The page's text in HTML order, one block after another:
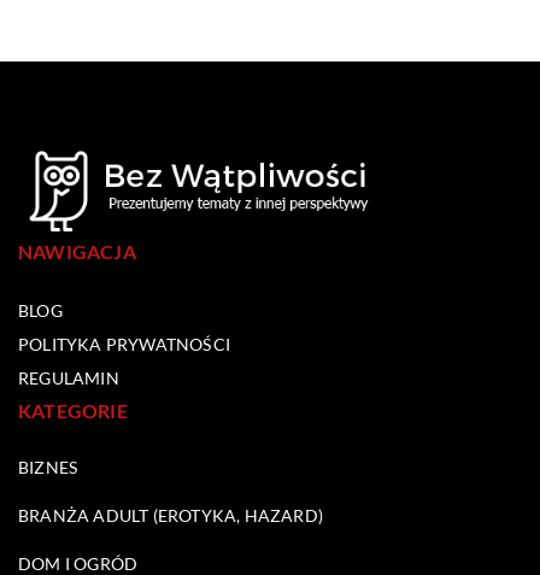
NAWIGACJA
BLOG
POLITYKA PRYWATNOŚCI
REGULAMIN
KATEGORIE
BIZNES
BRANŻA ADULT (EROTYKA, HAZARD)
DOM I OGRÓD